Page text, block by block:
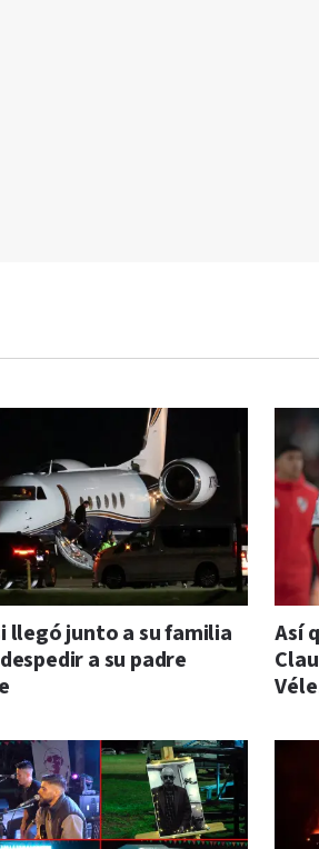
llegó junto a su familia
a su padre
Así